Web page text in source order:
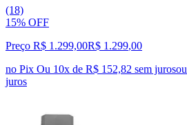
(18)
15% OFF
Preço R$ 1.299,00R$ 1.299,00
no Pix Ou 10x de R$ 152,82 sem jurosou
juros